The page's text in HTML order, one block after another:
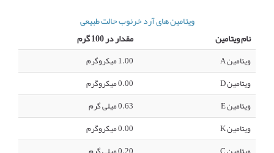
ویتامین های آرد خرنوب حالت طبیعی
نام ویتامین
مقدار در 100 گرم
ویتامین A
1.00 میکروگرم
ویتامین D
0.00 میکروگرم
ویتامین E
0.63 میلی گرم
ویتامین K
0.00 میکروگرم